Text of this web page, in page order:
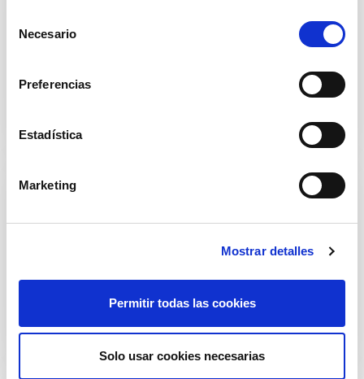
Necesario
Preferencias
Estadística
Marketing
Mostrar detalles
Permitir todas las cookies
Solo usar cookies necesarias
Limpieza del hogar